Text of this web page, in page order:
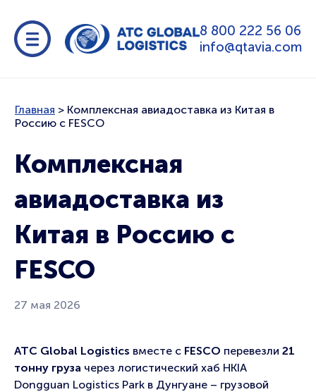
8 800 222 56 06
info@qtavia.com
Главная > Комплексная авиадоставка из Китая в
Россию с FESCO
Комплексная
авиадоставка из
Китая в Россию с
FESCO
27 мая 2026
ATC Global Logistics вместе с FESCO перевезли 21
тонну груза через логистический хаб HKIA
Dongguan Logistics Park в Дунгуане – грузовой